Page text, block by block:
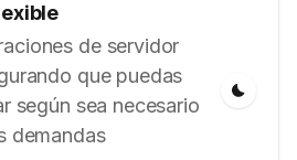
de servidor
que puedas
según sea necesario
demandas